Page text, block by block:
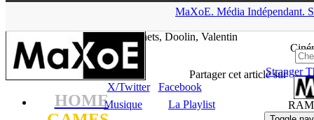
MaXoE. Média Indépendant.
HOME
Ciné
Stranger
the Pussy Magnets, Doolin, Valentin
Partager cet article sur
X/Twitter
Facebook
Musique
La Playlist